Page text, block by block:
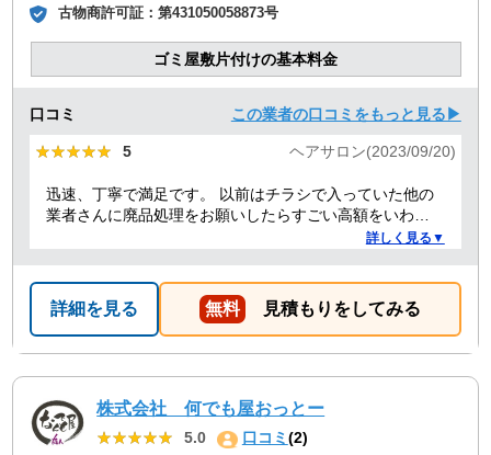
古物商許可証：第431050058873号
ゴミ屋敷片付けの基本料金
口コミ この業者の口コミをもっと見る▶
★★★★★
★★★★★ 5 ヘアサロン(2023/09/20)
迅速、丁寧で満足です。 以前はチラシで入っていた他の
業者さんに廃品処理をお願いしたらすごい高額をいわれ
たことがありましたが、クリーランドさんは提示額通り
うと思っております。
詳しく見る▼
詳細を見る 無料 見積もりをしてみる
株式会社 何でも屋おっとー
★★★★★
★★★★★ 5.0 口コミ(2)